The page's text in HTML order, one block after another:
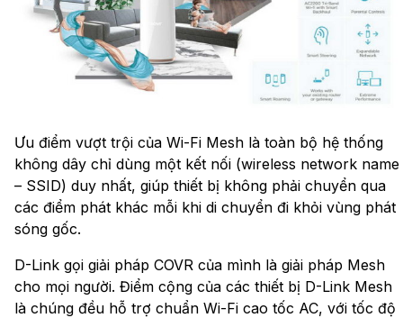
Ưu điểm vượt trội của Wi-Fi Mesh là toàn bộ hệ thống
không dây chỉ dùng một kết nối (wireless network name
– SSID) duy nhất, giúp thiết bị không phải chuyển qua
các điểm phát khác mỗi khi di chuyển đi khỏi vùng phát
sóng gốc.
D-Link gọi giải pháp COVR của mình là giải pháp Mesh
cho mọi người. Điểm cộng của các thiết bị D-Link Mesh
là chúng đều hỗ trợ chuẩn Wi-Fi cao tốc AC, với tốc độ